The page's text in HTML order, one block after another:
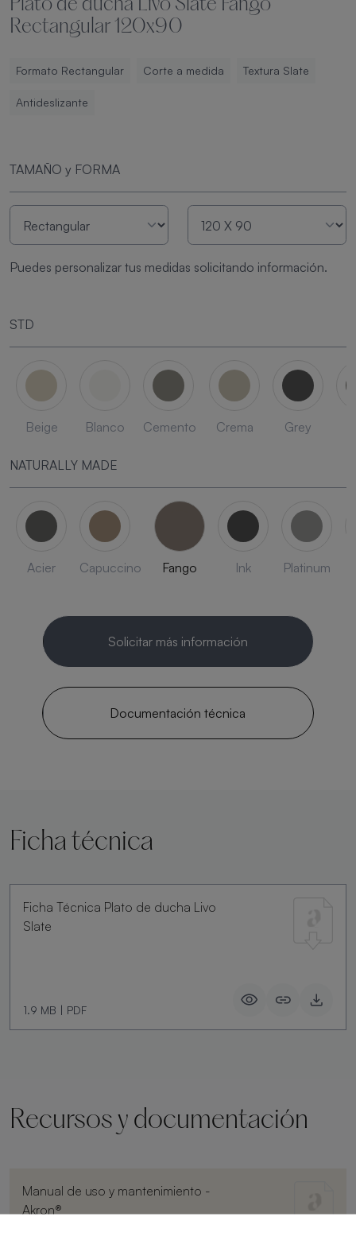
Plato de ducha Livo Slate Fango
Rectangular 120x90
Formato Rectangular Corte a medida Textura Slate
Antideslizante
TAMAÑO y FORMA
Puedes personalizar tus medidas solicitando información.
STD
Beige Blanco Cemento Crema Grey
NATURALLY MADE
Acier Capuccino Fango Ink Platinum
Solicitar más información
Documentación técnica
Ficha técnica
Ficha Técnica Plato de ducha Livo
Slate
1.9 MB | PDF
Recursos y documentación
Manual de uso y mantenimiento -
Akron®